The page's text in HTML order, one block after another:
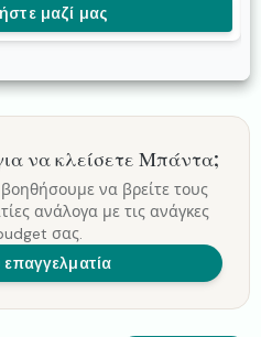
μαζί μας
να κλείσετε Μπάντα;
να βρείτε τους
ανάλογα με τις ανάγκες
σας.
επαγγελματία